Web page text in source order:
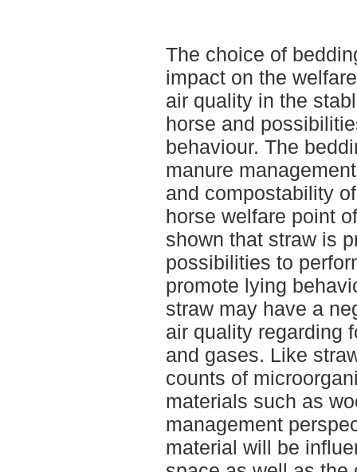
The choice of
impact on the
air quality in the
horse and
behaviour. The
manure
and compostability
horse welfare point
shown that straw is
possibilities to
promote lying
straw may have a
air quality regarding
and gases. Like
counts of
materials such as
management
material will be